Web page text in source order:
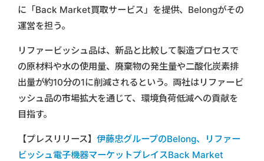
に「Back Market買取サービス」を提供、Belongがその
運営を担う。
リファービッシュ品は、新品と比較して製造プロセスで
の原材料や水の使用量、廃棄物の発生量や二酸化炭素排
出量が約10分の1に削減されるという。両社はリファービ
ッシュ品の市場拡大を通じて、環境負荷低減への貢献を
目指す。
【プレスリリース】 伊藤忠グループのBelong、リファー
ビッシュ電子機器マーケットプレイスBack Market